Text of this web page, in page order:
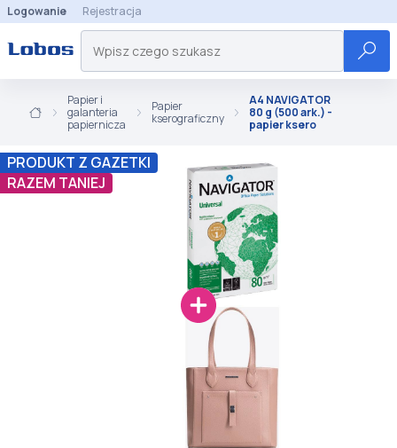
Logowanie Rejestracja
Papier i
galanteria
papiernicza
Papier
kserograficzny
A4 NAVIGATOR
80 g (500 ark.) -
papier ksero
PRODUKT Z GAZETKI
RAZEM TANIEJ